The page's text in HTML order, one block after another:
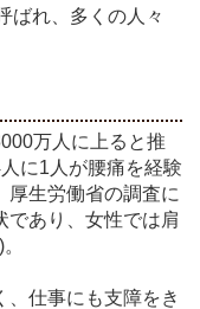
ばれ、多くの人々
万人に上ると推
に1人が腰痛を経験
厚生労働省の調査に
であり、女性では肩
、仕事にも支障をき